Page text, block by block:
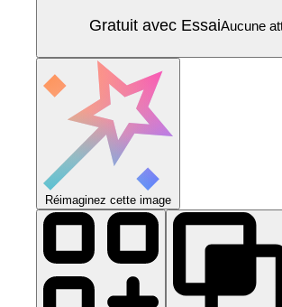
Gratuit avec EssaiAucune
Réimaginez cette image